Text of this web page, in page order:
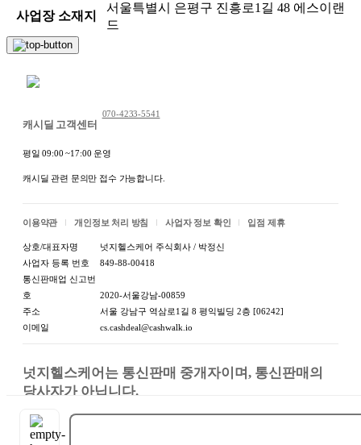
사업장 소재지
서울특별시 은평구 진흥로1길 48 에스이랜
드
캐시딜 고객센터
070-4233-5541
평일 09:00 ~17:00 운영
캐시딜 관련 문의만 접수 가능합니다.
이용약관 개인정보 처리 방침 사업자 정보 확인 입점 제휴
상호/대표자명
넛지헬스케어 주식회사 / 박정신
사업자 등록 번호
849-88-00418
통신판매업 신고번
호
2020-서울강남-00859
주소
서울 강남구 역삼로1길 8 평익빌딩 2층 [06242]
이메일
cs.cashdeal@cashwalk.io
넛지헬스케어는 통신판매 중개자이며, 통신판매의
당사자가 아닙니다.
상품, 상품정보, 거래에 관한 의무와 책임은 판매자에
게 있습니다.